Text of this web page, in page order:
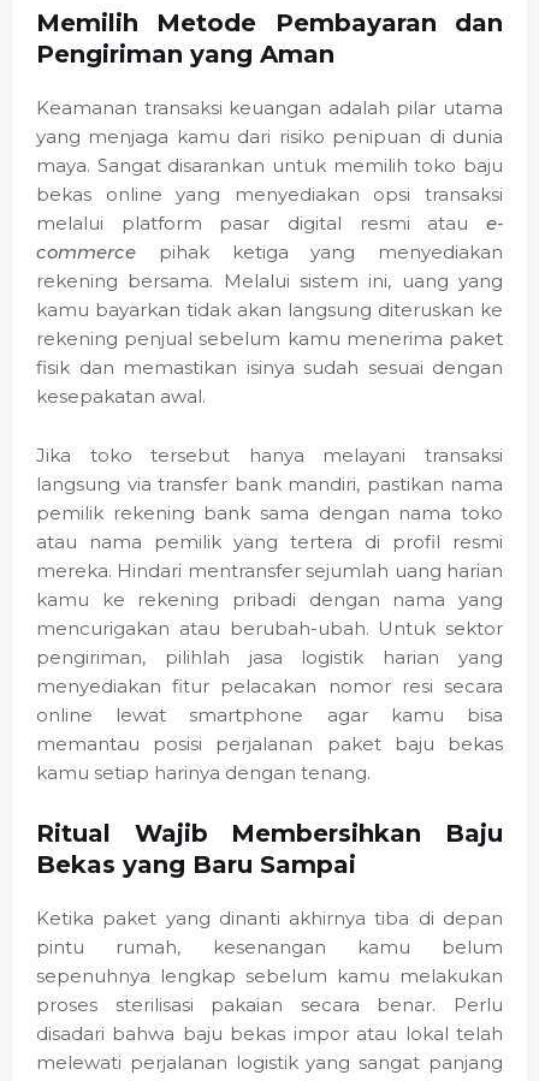
Memilih Metode Pembayaran dan
Pengiriman yang Aman
Keamanan transaksi keuangan adalah pilar utama
yang menjaga kamu dari risiko penipuan di dunia
maya. Sangat disarankan untuk memilih toko baju
bekas online yang menyediakan opsi transaksi
melalui platform pasar digital resmi atau e-
commerce pihak ketiga yang menyediakan
rekening bersama. Melalui sistem ini, uang yang
kamu bayarkan tidak akan langsung diteruskan ke
rekening penjual sebelum kamu menerima paket
fisik dan memastikan isinya sudah sesuai dengan
kesepakatan awal.
Jika toko tersebut hanya melayani transaksi
langsung via transfer bank mandiri, pastikan nama
pemilik rekening bank sama dengan nama toko
atau nama pemilik yang tertera di profil resmi
mereka. Hindari mentransfer sejumlah uang harian
kamu ke rekening pribadi dengan nama yang
mencurigakan atau berubah-ubah. Untuk sektor
pengiriman, pilihlah jasa logistik harian yang
menyediakan fitur pelacakan nomor resi secara
online lewat smartphone agar kamu bisa
memantau posisi perjalanan paket baju bekas
kamu setiap harinya dengan tenang.
Ritual Wajib Membersihkan Baju
Bekas yang Baru Sampai
Ketika paket yang dinanti akhirnya tiba di depan
pintu rumah, kesenangan kamu belum
sepenuhnya lengkap sebelum kamu melakukan
proses sterilisasi pakaian secara benar. Perlu
disadari bahwa baju bekas impor atau lokal telah
melewati perjalanan logistik yang sangat panjang